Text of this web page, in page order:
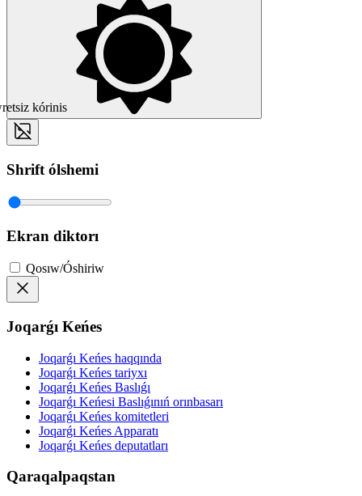
kórinis
Shrift ólshemi
Ekran diktorı
Qosıw/Óshiriw
Joqarǵı Keńes
Joqarǵı Keńes haqqında
Joqarǵı Keńes tariyxı
Joqarǵı Keńes Baslıǵı
Joqarǵı Keńesi Baslıǵınıń orınbasarı
Joqarǵı Keńes komitetleri
Joqarǵı Keńes Apparatı
Joqarǵı Keńes deputatları
Qaraqalpaqstan